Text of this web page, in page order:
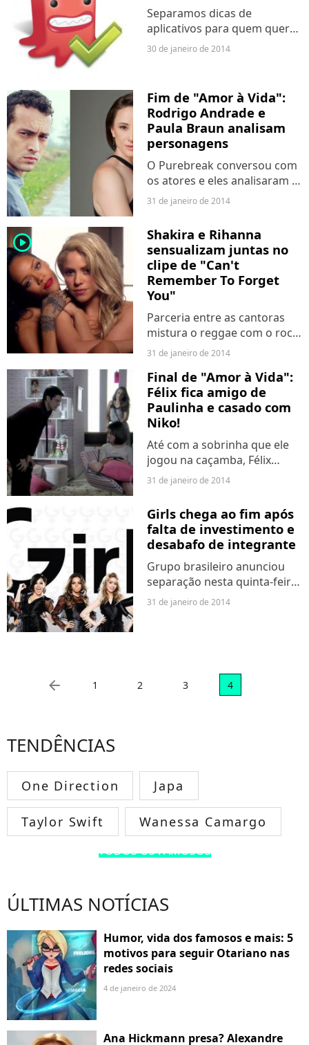
Separamos dicas de
aplicativos para quem quer
se organizar!
30 de janeiro de 2014
Fim de "Amor à Vida":
Rodrigo Andrade e
Paula Braun analisam
personagens
O Purebreak conversou com
os atores e eles analisaram a
trajetória de seus
personagens na trama de
Walcyr Carrasco.
31 de janeiro de 2014
player2
Shakira e Rihanna
sensualizam juntas no
clipe de "Can't
Remember To Forget
You"
Parceria entre as cantoras
mistura o reggae com o rock
para promover novo álbum
da colombiana.
31 de janeiro de 2014
Final de "Amor à Vida":
Félix fica amigo de
Paulinha e casado com
Niko!
Até com a sobrinha que ele
jogou na caçamba, Félix
(Mateus Solano) se
reconciliará! Saiba mais!
31 de janeiro de 2014
Girls chega ao fim após
falta de investimento e
desabafo de integrante
Grupo brasileiro anunciou
separação nesta quinta-feira
(30).
31 de janeiro de 2014
arrow_left 1 2 3 4
TENDÊNCIAS
One Direction Japa
Taylor Swift Wanessa Camargo
TODOS OS FAMOSOS
ÚLTIMAS NOTÍCIAS
Humor, vida dos famosos e mais: 5
motivos para seguir Otariano nas
redes sociais
4 de janeiro de 2024
Ana Hickmann presa? Alexandre